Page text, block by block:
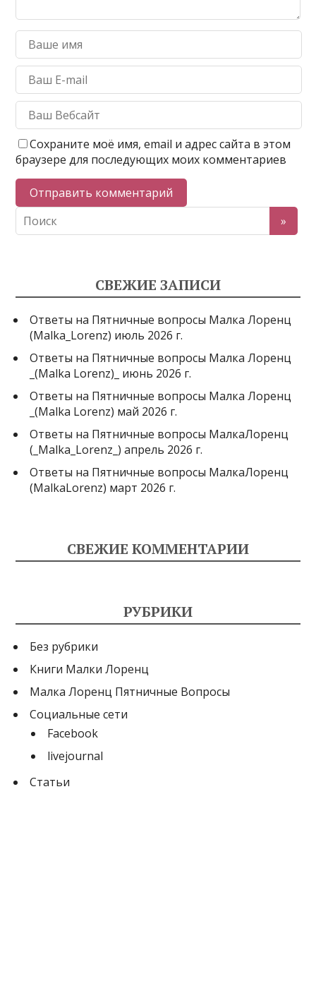
Сохраните моё имя, email и адрес сайта в этом
браузере для последующих моих комментариев
СВЕЖИЕ ЗАПИСИ
Ответы на Пятничные вопросы Малка Лоренц
(Malka_Lorenz) июль 2026 г.
Ответы на Пятничные вопросы Малка Лоренц
_(Malka Lorenz)_ июнь 2026 г.
Ответы на Пятничные вопросы Малка Лоренц
_(Malka Lorenz) май 2026 г.
Ответы на Пятничные вопросы МалкаЛоренц
(_Malka_Lorenz_) апрель 2026 г.
Ответы на Пятничные вопросы МалкаЛоренц
(MalkaLorenz) март 2026 г.
СВЕЖИЕ КОММЕНТАРИИ
РУБРИКИ
Без рубрики
Книги Малки Лоренц
Малка Лоренц Пятничные Вопросы
Социальные сети
Facebook
livejournal
Статьи